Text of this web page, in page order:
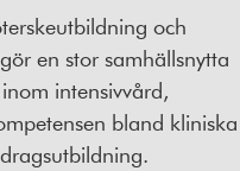
och
en stor samhällsnytta
intensivvård,
bland kliniska